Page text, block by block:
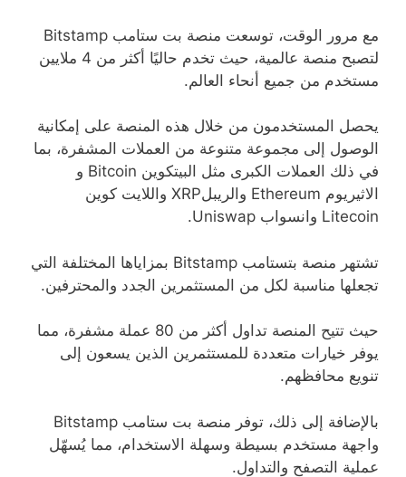
مع مرور الوقت، توسعت منصة بت ستامب Bitstamp
لتصبح منصة عالمية، حيث تخدم حاليًا أكثر من 4 ملايين
مستخدم من جميع أنحاء العالم.
يحصل المستخدمون من خلال هذه المنصة على إمكانية
الوصول إلى مجموعة متنوعة من العملات المشفرة، بما
في ذلك العملات الكبرى مثل البيتكوين Bitcoin و
الاثيريوم Ethereum والريبلXRP واللايت كوين
Litecoin وانسواب Uniswap.
تشتهر منصة بتستامب Bitstamp بمزاياها المختلفة التي
تجعلها مناسبة لكل من المستثمرين الجدد والمحترفين.
حيث تتيح المنصة تداول أكثر من 80 عملة مشفرة، مما
يوفر خيارات متعددة للمستثمرين الذين يسعون إلى
تنويع محافظهم.
بالإضافة إلى ذلك، توفر منصة بت ستامب Bitstamp
واجهة مستخدم بسيطة وسهلة الاستخدام، مما يُسهّل
عملية التصفح والتداول.